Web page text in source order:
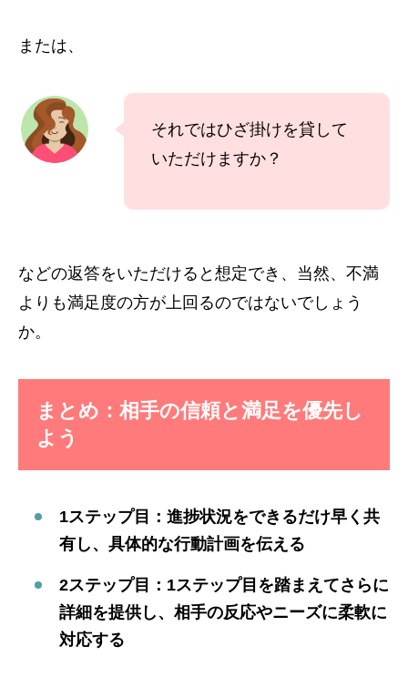
または、
それではひざ掛けを貸して
いただけますか？
などの返答をいただけると想定でき、当然、不満
よりも満足度の方が上回るのではないでしょう
か。
まとめ：相手の信頼と満足を優先し
よう
1ステップ目：進捗状況をできるだけ早く共
有し、具体的な行動計画を伝える
2ステップ目：1ステップ目を踏まえてさらに
詳細を提供し、相手の反応やニーズに柔軟に
対応する